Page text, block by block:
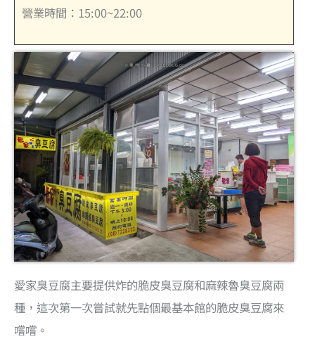
營業時間：15:00~22:00
愛家臭豆腐主要提供炸的脆皮臭豆腐和麻辣魯臭豆腐兩
種，這次第一次嘗試就先點個最基本館的脆皮臭豆腐來
嚐嚐。